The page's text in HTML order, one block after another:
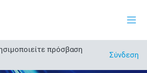
πρόσβαση
Σύνδεση
μαθήματος